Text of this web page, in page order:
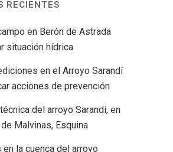
RECIENTES
en Berón de Astrada
situación hídrica
en el Arroyo Sarandí
acciones de prevención
del arroyo Sarandí, en
Malvinas, Esquina
la cuenca del arroyo